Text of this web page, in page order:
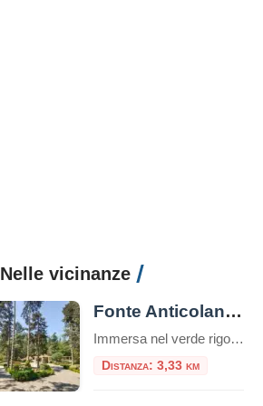
Nelle vicinanze
Fonte Anticolana: una parentesi di benessere tra la natura e storia
Immersa nel verde rigoglioso del Lazio, la Fonte Anticolana di Fiuggi rappresenta un connubio perfetto tra benessere termale, natura incontaminata e intrattenimento. Se la vicina Fonte Bonifacio VIII è storicamente consacrata alla cura del corpo e alla sacralità della tradizione, la Fonte Anticolana (conosciuta anche come “Fonte Nuova”) si presenta come il polmone verde e […]
Distanza: 3,33 km